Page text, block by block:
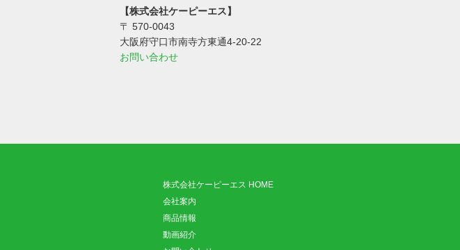
【株式会社ケーピーエス】
〒 570-0043
大阪府守口市南寺方東通4-20-22
お問い合わせ
株式会社ケーピーエス HOME
会社案内
商品情報
動画紹介